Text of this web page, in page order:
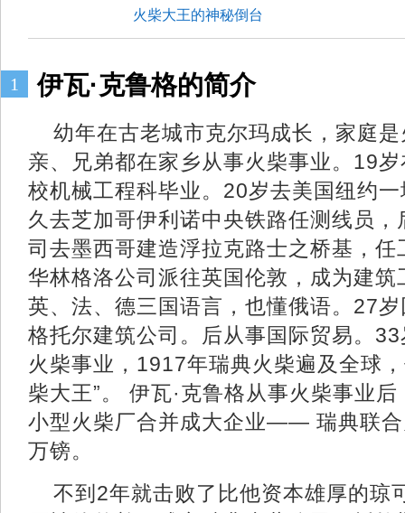
火柴大王的神秘倒台
1 伊瓦·克鲁格的简介
幼年在古老城市克尔玛成长，家庭
亲、兄弟都在家乡从事火柴事业。19
校机械工程科毕业。20岁去美国纽约
久去芝加哥伊利诺中央铁路任测线员
司去墨西哥建造浮拉克路士之桥基，
华林格洛公司派往英国伦敦，成为建
英、法、德三国语言，也懂俄语。27
格托尔建筑公司。后从事国际贸易。
火柴事业，1917年瑞典火柴遍及全球
柴大王”。 伊瓦·克鲁格从事火柴事业
小型火柴厂合并成大企业—— 瑞典联
万镑。
不到2年就击败了比他资本雄厚的琼